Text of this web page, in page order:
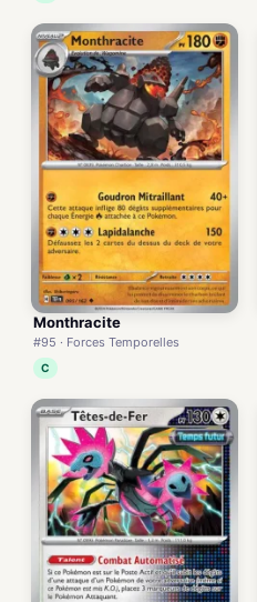
Monthracite
#95 · Forces Temporelles
C